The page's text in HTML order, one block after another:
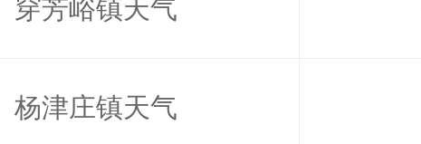
穿芳峪镇天气
杨津庄镇天气